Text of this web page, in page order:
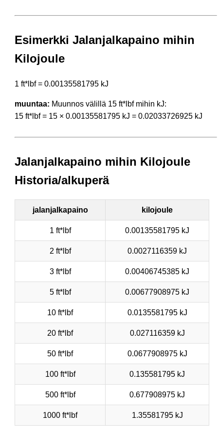
Esimerkki Jalanjalkapaino mihin
Kilojoule
1 ft*lbf = 0.00135581795 kJ
muuntaa: Muunnos välillä 15 ft*lbf mihin kJ:
15 ft*lbf = 15 × 0.00135581795 kJ = 0.02033726925 kJ
Jalanjalkapaino mihin Kilojoule
Historia/alkuperä
jalanjalkapaino kilojoule
1 ft*lbf 0.00135581795 kJ
2 ft*lbf 0.0027116359 kJ
3 ft*lbf 0.00406745385 kJ
5 ft*lbf 0.00677908975 kJ
10 ft*lbf 0.0135581795 kJ
20 ft*lbf 0.027116359 kJ
50 ft*lbf 0.0677908975 kJ
100 ft*lbf 0.135581795 kJ
500 ft*lbf 0.677908975 kJ
1000 ft*lbf 1.35581795 kJ